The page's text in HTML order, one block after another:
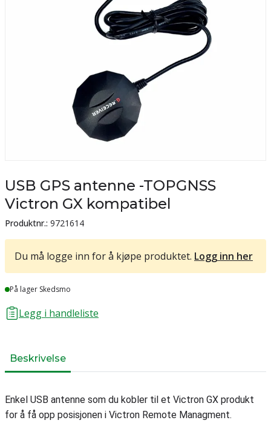
USB GPS antenne -TOPGNSS
Victron GX kompatibel
Produktnr.: 9721614
Du må logge inn for å kjøpe produktet. Logg inn her
Lager
På lager Skedsmo
Legg i handleliste
Beskrivelse
Enkel USB antenne som du kobler til et Victron GX produkt
for å få opp posisjonen i Victron Remote Managment.